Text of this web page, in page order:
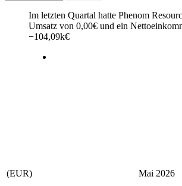
Im letzten Quartal hatte Phenom
Umsatz von 0,00€ und ein
−104,09k€
(EUR) Mai 2026